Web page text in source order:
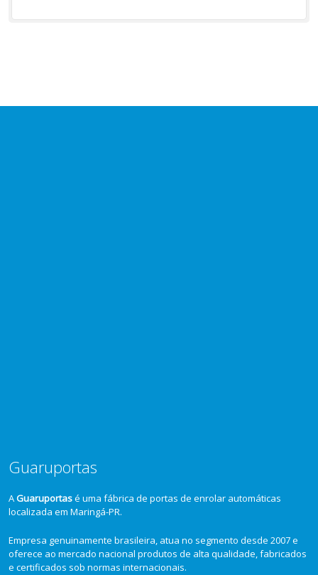
Guaruportas
AGuaruportasé uma fábrica de portas de enrolar automáticas
localizada em Maringá-PR.
Empresa genuinamente brasileira, atua no segmento desde 2007 e
oferece ao mercado nacional produtos de alta qualidade, fabricados
e certificados sob normas internacionais.